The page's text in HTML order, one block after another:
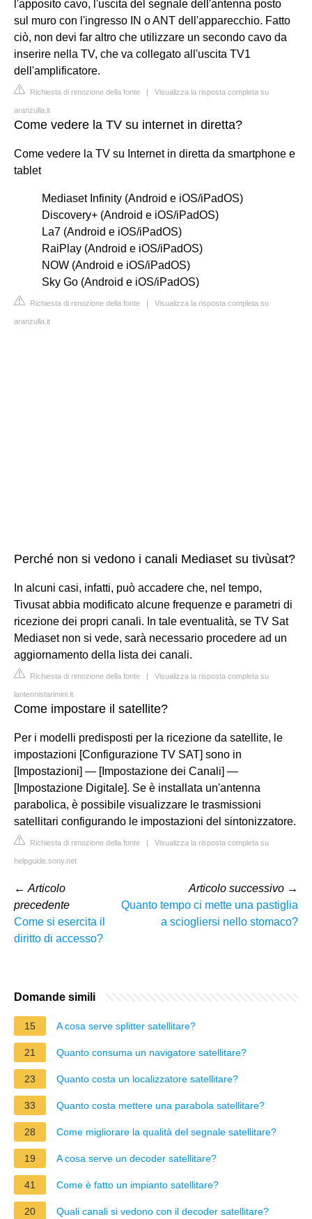
l'apposito cavo, l'uscita del segnale dell'antenna posto
sul muro con l'ingresso IN o ANT dell'apparecchio. Fatto
ciò, non devi far altro che utilizzare un secondo cavo da
inserire nella TV, che va collegato all'uscita TV1
dell'amplificatore.
Richiesta di rimozione della fonte | Visualizza la risposta completa su
aranzulla.it
Come vedere la TV su internet in diretta?
Come vedere la TV su Internet in diretta da smartphone e
tablet
Mediaset Infinity (Android e iOS/iPadOS)
Discovery+ (Android e iOS/iPadOS)
La7 (Android e iOS/iPadOS)
RaiPlay (Android e iOS/iPadOS)
NOW (Android e iOS/iPadOS)
Sky Go (Android e iOS/iPadOS)
Richiesta di rimozione della fonte | Visualizza la risposta completa su
aranzulla.it
Perché non si vedono i canali Mediaset su tivùsat?
In alcuni casi, infatti, può accadere che, nel tempo,
Tivusat abbia modificato alcune frequenze e parametri di
ricezione dei propri canali. In tale eventualità, se TV Sat
Mediaset non si vede, sarà necessario procedere ad un
aggiornamento della lista dei canali.
Richiesta di rimozione della fonte | Visualizza la risposta completa su
lantennistarimini.it
Come impostare il satellite?
Per i modelli predisposti per la ricezione da satellite, le
impostazioni [Configurazione TV SAT] sono in
[Impostazioni] — [Impostazione dei Canali] —
[Impostazione Digitale]. Se è installata un'antenna
parabolica, è possibile visualizzare le trasmissioni
satellitari configurando le impostazioni del sintonizzatore.
Richiesta di rimozione della fonte | Visualizza la risposta completa su
helpguide.sony.net
← Articolo
precedente
Come si esercita il
diritto di accesso?
Articolo successivo →
Quanto tempo ci mette una pastiglia
a sciogliersi nello stomaco?
Domande simili
15 A cosa serve splitter satellitare?
21 Quanto consuma un navigatore satellitare?
23 Quanto costa un localizzatore satellitare?
33 Quanto costa mettere una parabola satellitare?
28 Come migliorare la qualità del segnale satellitare?
19 A cosa serve un decoder satellitare?
41 Come è fatto un impianto satellitare?
20 Quali canali si vedono con il decoder satellitare?